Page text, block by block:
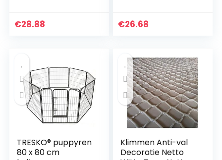
2.3 M
€28.88
75-80 cm, Wit
€26.68
TRESKO® puppyren
80 x 80 cm
Klimmen Anti-val
Decoratie Netto